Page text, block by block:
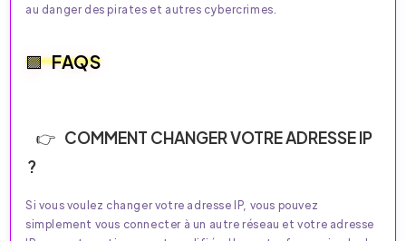
au danger des pirates et autres cybercrimes.
FAQS
COMMENT CHANGER VOTRE ADRESSE IP
?
Si vous voulez changer votre adresse IP, vous pouvez
simplement vous connecter à un autre réseau et votre adresse